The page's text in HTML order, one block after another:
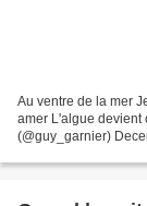
Au ventre de la mer
amer L'algue devient
(@guy_garnier)